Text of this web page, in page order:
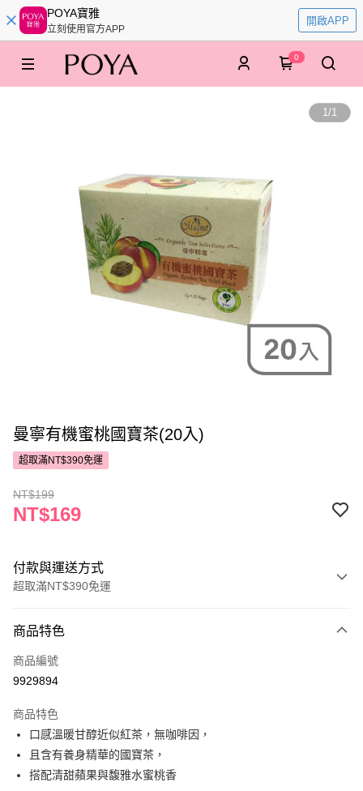
POYA寶雅
立刻使用官方APP
開啟APP
0
1/1
曼寧有機蜜桃國寶茶(20入)
超取滿NT$390免運
NT$199
NT$169
付款與運送方式
超取滿NT$390免運
POYA支付
信用卡一次付款
LINE Pay
Apple Pay
商品特色
商品編號
9929894
商品特色
口感溫暖甘醇近似紅茶，無咖啡因，
且含有養身精華的國寶茶，
搭配清甜蘋果與馥雅水蜜桃香